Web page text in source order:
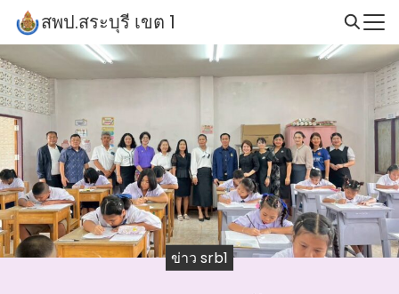
Skip
content
สพป.สระบุรี เขต 1
Search
for:
ข่าว srb1